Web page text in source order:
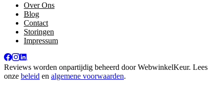
Over Ons
Blog
Contact
Storingen
Impressum
Reviews worden onpartijdig beheerd doorWebwinkelKeur. Lees
onze beleid en algemene voorwaarden.